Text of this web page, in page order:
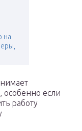
на
особенно если
работу